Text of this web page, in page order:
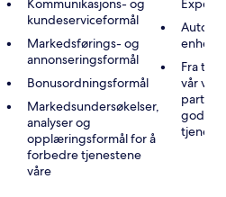
Kommunikasjons- og
kundeserviceformål
Markedsførings- og
annonseringsformål
Bonusordningsformål
Markedsundersøkelser,
analyser og
opplæringsformål for å
forbedre tjenestene
våre
Fra
vår